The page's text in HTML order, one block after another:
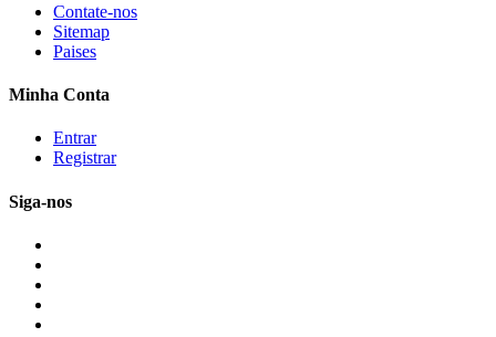
Contate-nos
Sitemap
Paises
Minha Conta
Entrar
Registrar
Siga-nos